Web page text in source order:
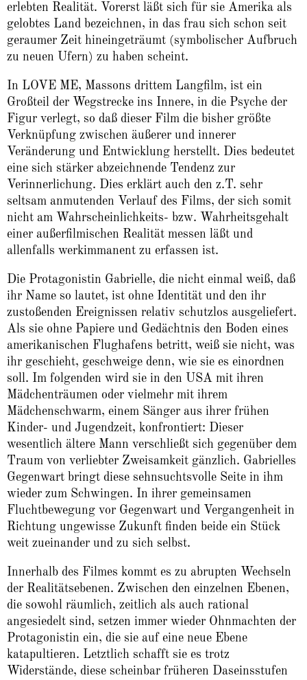
erlebten Realität. Vorerst läßt sich für sie Amerika als
gelobtes Land bezeichnen, in das frau sich schon seit
geraumer Zeit hineingeträumt (symbolischer Aufbruch
zu neuen Ufern) zu haben scheint.
In LOVE ME, Massons drittem Langfilm, ist ein
Großteil der Wegstrecke ins Innere, in die Psyche der
Figur verlegt, so daß dieser Film die bisher größte
Verknüpfung zwischen äußerer und innerer
Veränderung und Entwicklung herstellt. Dies bedeutet
eine sich stärker abzeichnende Tendenz zur
Verinnerlichung. Dies erklärt auch den z.T. sehr
seltsam anmutenden Verlauf des Films, der sich somit
nicht am Wahrscheinlichkeits- bzw. Wahrheitsgehalt
einer außerfilmischen Realität messen läßt und
allenfalls werkimmanent zu erfassen ist.
Die Protagonistin Gabrielle, die nicht einmal weiß, daß
ihr Name so lautet, ist ohne Identität und den ihr
zustoßenden Ereignissen relativ schutzlos ausgeliefert.
Als sie ohne Papiere und Gedächtnis den Boden eines
amerikanischen Flughafens betritt, weiß sie nicht, was
ihr geschieht, geschweige denn, wie sie es einordnen
soll. Im folgenden wird sie in den USA mit ihren
Mädchenträumen oder vielmehr mit ihrem
Mädchenschwarm, einem Sänger aus ihrer frühen
Kinder- und Jugendzeit, konfrontiert: Dieser
wesentlich ältere Mann verschließt sich gegenüber dem
Traum von verliebter Zweisamkeit gänzlich. Gabrielles
Gegenwart bringt diese sehnsuchtsvolle Seite in ihm
wieder zum Schwingen. In ihrer gemeinsamen
Fluchtbewegung vor Gegenwart und Vergangenheit in
Richtung ungewisse Zukunft finden beide ein Stück
weit zueinander und zu sich selbst.
Innerhalb des Filmes kommt es zu abrupten Wechseln
der Realitätsebenen. Zwischen den einzelnen Ebenen,
die sowohl räumlich, zeitlich als auch rational
angesiedelt sind, setzen immer wieder Ohnmachten der
Protagonistin ein, die sie auf eine neue Ebene
katapultieren. Letztlich schafft sie es trotz
Widerstände, diese scheinbar früheren Daseinsstufen